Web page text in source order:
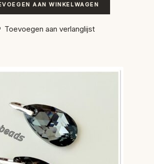
AAN WINKELWAGEN
Toevoegen aan verlanglijst